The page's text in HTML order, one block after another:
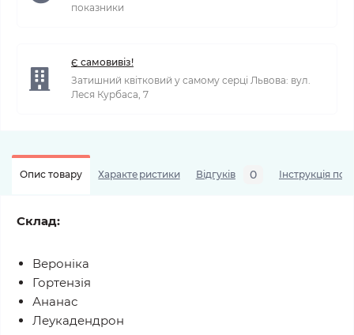
показники
Є самовивіз!
Затишний квітковий у самому серці Львова: вул.
Леся Курбаса, 7
Опис товару Характеристики Відгуків 0 Інструкція по
Склад:
Вероніка
Гортензія
Ананас
Леукадендрон